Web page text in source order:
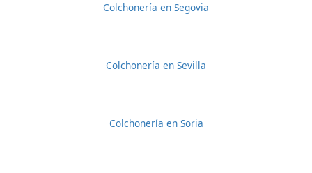
Colchonería en Segovia
Colchonería en Sevilla
Colchonería en Soria